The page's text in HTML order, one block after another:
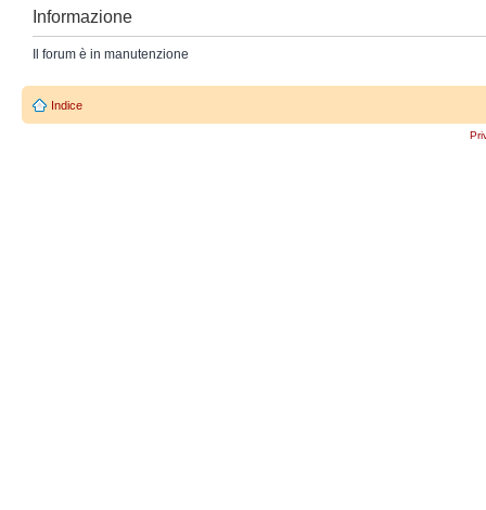
Informazione
Il forum è in manutenzione
Indice